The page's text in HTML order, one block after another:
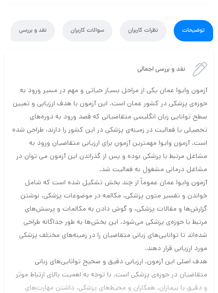
توضیحات نظرات کاربران سوالات کاربران نقد و بررسی
نقد و بررسی اجمالی
آزمون وایوا عمان یکی از مراحل بسیار حیاتی و مهم در مسیر ورود به
حوزه‌ی پزشکی در کشور عمان است. این آزمون با هدف ارزیابی و تعیین
سطح توانایی زبان انگلیسی متقاضیانی که قصد ورود به دوره‌های
تحصیلی یا فعالیت در زمینه‌ی پزشکی در این کشور را دارند، طراحی شده
است. آزمون وایوا مهمترین آزمون برای ارزیابی متقاضیان ورود به
مشاغل مرتبط با پزشکی بوده و پس از گذراندن این آزمون می توان در
مشاغل درمانی مشغول به فعالیت شد.
آزمون وایوا عمان عموماً از چند بخش تشکیل شده است که شامل
خواندن و تفسیر متون پزشکی، مکالمه در موضوعات پزشکی، نوشتن
گزارش‌ها و مقالات پزشکی، و گوش دادن به مکالمات و پرسش‌های
مرتبط با حوزه‌ی پزشکی می‌شود. این بخش‌ها به طور جداگانه طراحی
شده‌اند تا توانایی‌های زبانی متقاضیان را در زمینه‌های مختلف پزشکی
مورد ارزیابی قرار دهند.
هدف اصلی این آزمون، ارزیابی دقیق و صحیح توانایی‌های زبانی
متقاضیان در حوزه‌ی پزشکی است. با توجه به اهمیت بالای ارتباط موثر
و دقیق با بیماران، همکاران و محیط‌های پزشکی، داشتن مهارت‌های